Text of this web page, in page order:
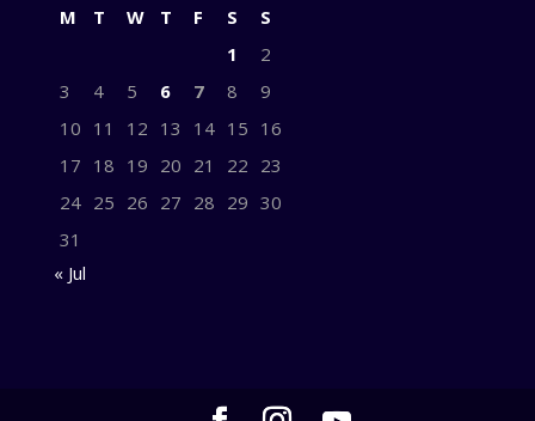
M T W T F S
S
1
2
3
4 5 6 7 8
9
10 11 12 13 14 15 16
17 18 19 20 21 22 23
24 25 26 27 28 29 30
31
« Jul